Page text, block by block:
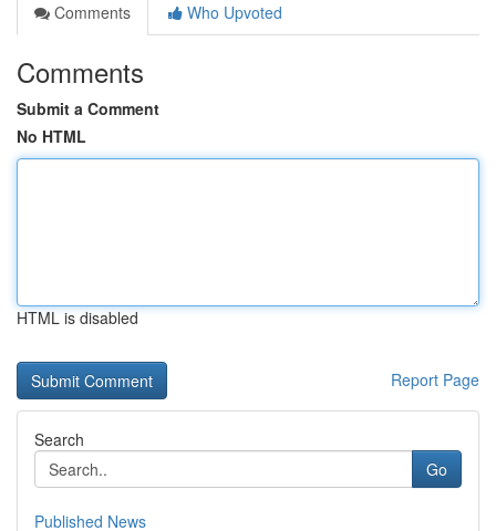
Comments
Who Upvoted
Comments
Submit a Comment
No HTML
HTML is disabled
Report Page
Search
Go
Published News